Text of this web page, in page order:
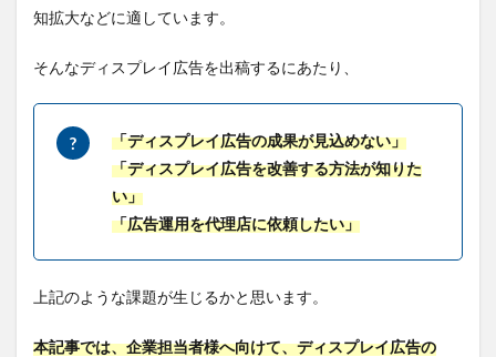
知拡大などに適しています。
そんなディスプレイ広告を出稿するにあたり、
「ディスプレイ広告の成果が見込めない」
「ディスプレイ広告を改善する方法が知りた
い」
「広告運用を代理店に依頼したい」
上記のような課題が生じるかと思います。
本記事では、企業担当者様へ向けて、ディスプレイ広告の